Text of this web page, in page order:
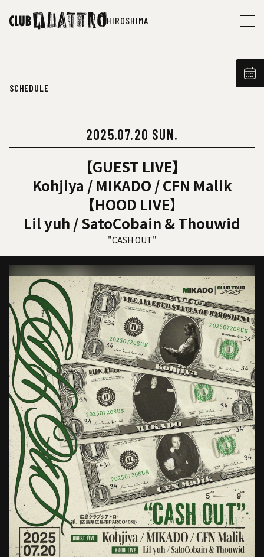
HIROSHIMA
SCHEDULE
2025.07.20 SUN.
【GUEST LIVE】
Kohjiya / MIKADO / CFN Malik
【HOOD LIVE】
Lil yuh / SatoCobain & Thouwid
"CASH OUT"